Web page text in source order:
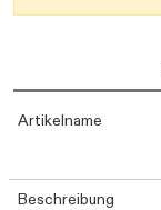
Artikelname
Beschreibung